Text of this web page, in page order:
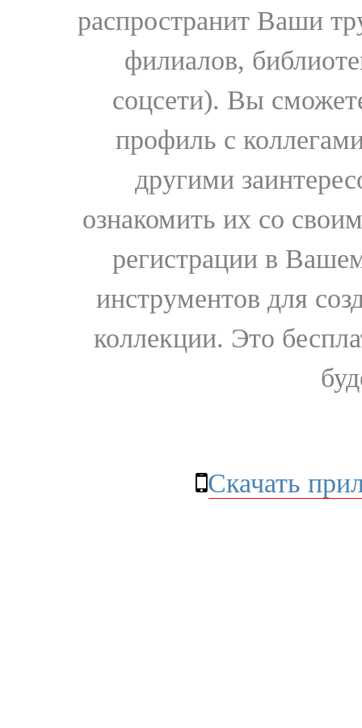
распространит Ваши
филиалов,
соцсети). Вы
профиль с
другими
ознакомить их со
регистрации в
инструментов для
коллекции. Это
Скачать